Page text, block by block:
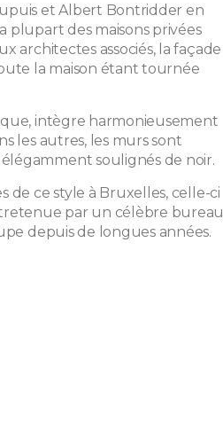
et Albert Bontridder en
plupart des maisons privées
architectes associés, la façade
la maison étant tournée
intègre harmonieusement
les autres, les murs sont
soulignés de noir.
de ce style à Bruxelles, celle-ci
par un célèbre bureau
depuis de longues années.